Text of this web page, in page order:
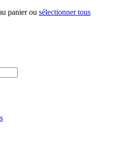
panier ou sélectionner tous